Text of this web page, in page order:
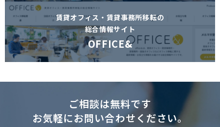
賃貸オフィス・賃貸事務所移転の
総合情報サイト
OFFICE&
ご相談は無料です
お気軽にお問い合わせください。